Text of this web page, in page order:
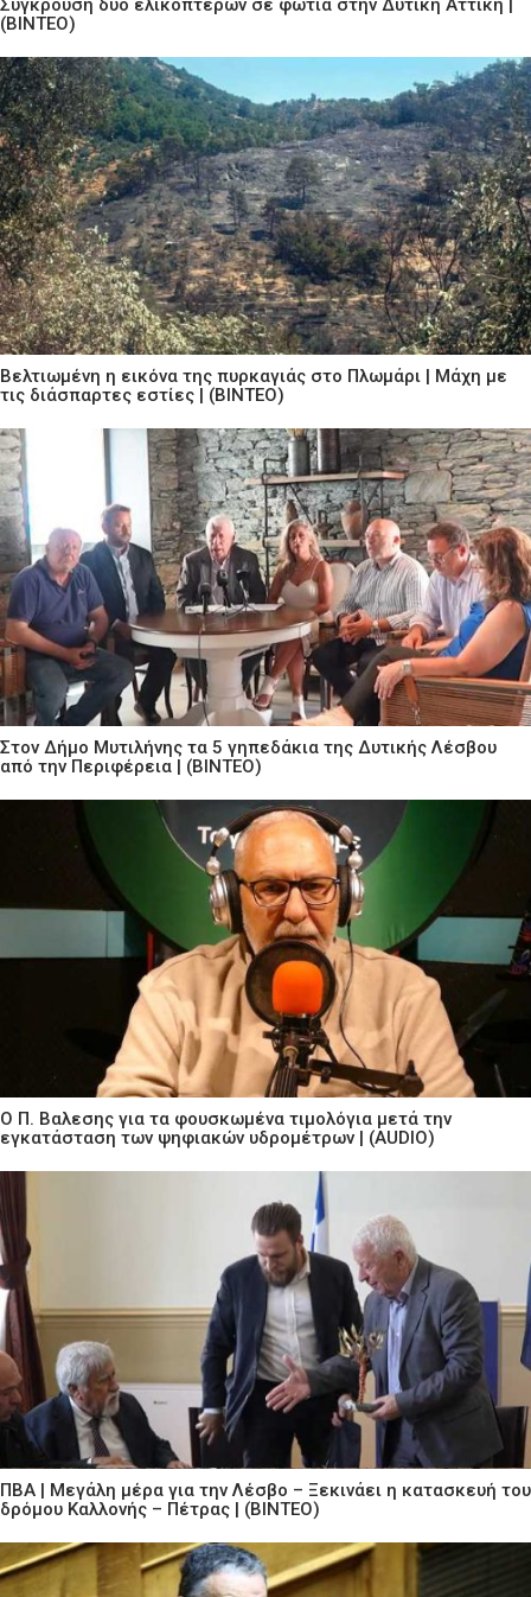
Σύγκρουση δύο ελικοπτέρων σε φωτιά στην Δυτική Αττική |
(ΒΙΝΤΕΟ)
Βελτιωμένη η εικόνα της πυρκαγιάς στο Πλωμάρι | Μάχη με
τις διάσπαρτες εστίες | (ΒΙΝΤΕΟ)
Στον Δήμο Μυτιλήνης τα 5 γηπεδάκια της Δυτικής Λέσβου
από την Περιφέρεια | (ΒΙΝΤΕΟ)
Ο Π. Βαλεσης για τα φουσκωμένα τιμολόγια μετά την
εγκατάσταση των ψηφιακών υδρομέτρων | (AUDIO)
ΠΒΑ | Μεγάλη μέρα για την Λέσβο – Ξεκινάει η κατασκευή του
δρόμου Καλλονής – Πέτρας | (ΒΙΝΤΕΟ)